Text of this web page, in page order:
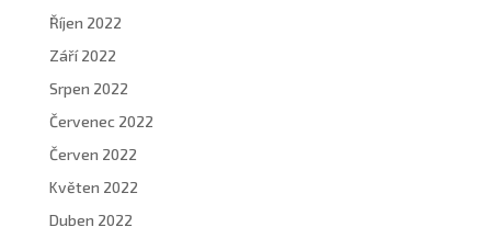
Říjen 2022
Září 2022
Srpen 2022
Červenec 2022
Červen 2022
Květen 2022
Duben 2022